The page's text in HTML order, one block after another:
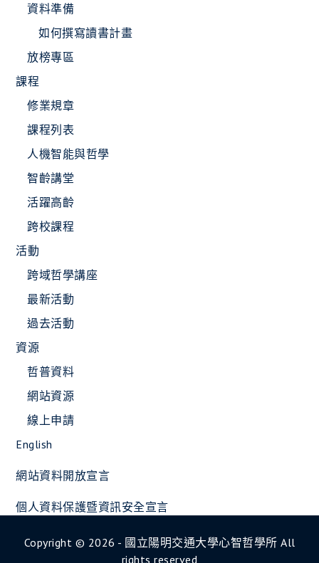
資料準備
如何撰寫讀書計畫
放榜專區
課程
修業規章
課程列表
人機智能與哲學
智齡講堂
活躍高齡
跨校課程
活動
跨域哲學講座
最新活動
過去活動
資源
哲普資料
網站資源
線上申請
English
網站資料開放宣言
個人資料保護暨資訊安全宣言
Copyright © 2026 - 國立陽明交通大學心智哲學所 All
rights reserved